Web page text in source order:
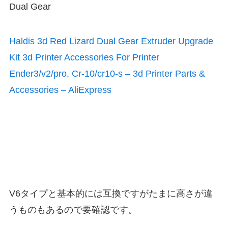
Dual Gear
Haldis 3d Red Lizard Dual Gear Extruder Upgrade
Kit 3d Printer Accessories For Printer
Ender3/v2/pro, Cr-10/cr10-s – 3d Printer Parts &
Accessories – AliExpress
V6タイプと基本的には互換ですがたまに高さが違
うものもあるので要確認です。